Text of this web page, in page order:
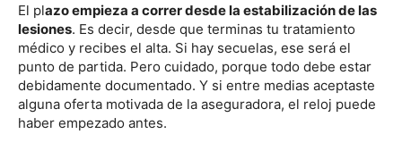
El plazo empieza a correr desde la estabilización de las
lesiones. Es decir, desde que terminas tu tratamiento
médico y recibes el alta. Si hay secuelas, ese será el
punto de partida. Pero cuidado, porque todo debe estar
debidamente documentado. Y si entre medias aceptaste
alguna oferta motivada de la aseguradora, el reloj puede
haber empezado antes.